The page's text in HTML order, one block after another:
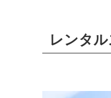
レンタ